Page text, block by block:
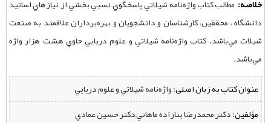
خلاصه: مطالب كتاب واژه‌نامه شيلاتي پاسخگوي نسبي بخشي از نيازهاي اساتيد
دانشگاه ، محققين، كارشناسان و دانشجويان و بهره‌برداران علاقمند به صنعت
شيلات مي‌باشد. كتاب واژه‌نامه شيلاتي و علوم دريايي حاوي هشت هزار واژه
مي‌باشد.
عنوان کتاب به زبان اصلی:واژه‌نامه شيلاتي و علوم دريايي
مؤلفین:‌ دکتر محمدرضا بنازاده ماهاني,دکتر حسين عمادي